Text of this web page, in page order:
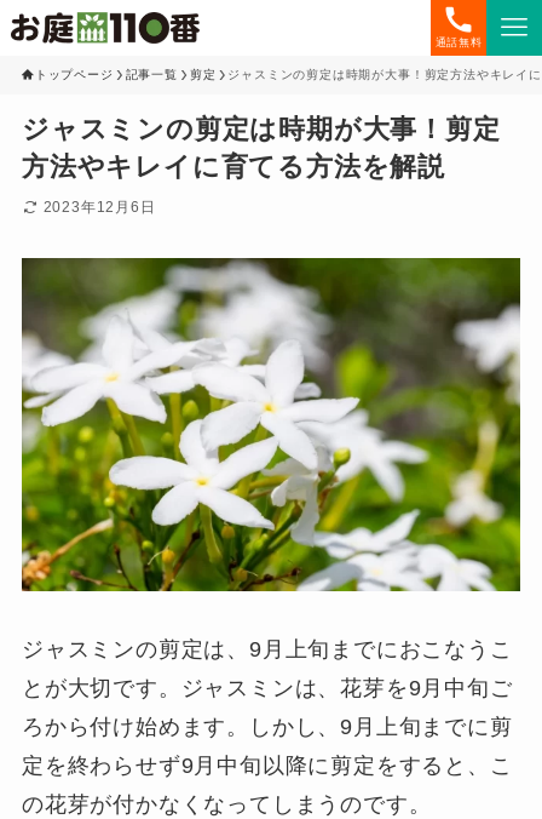
通話無料
トップページ 記事一覧 剪定 ジャスミンの剪定は時期が大事！剪定方法やキレイ
ジャスミンの剪定は時期が大事！剪定
方法やキレイに育てる方法を解説
2023年12月6日
ジャスミンの剪定は、9月上旬までにおこなうこ
とが大切です。ジャスミンは、花芽を9月中旬ご
ろから付け始めます。しかし、9月上旬までに剪
定を終わらせず9月中旬以降に剪定をすると、こ
の花芽が付かなくなってしまうのです。